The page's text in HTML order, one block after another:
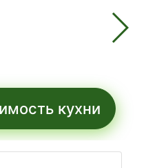
кухни